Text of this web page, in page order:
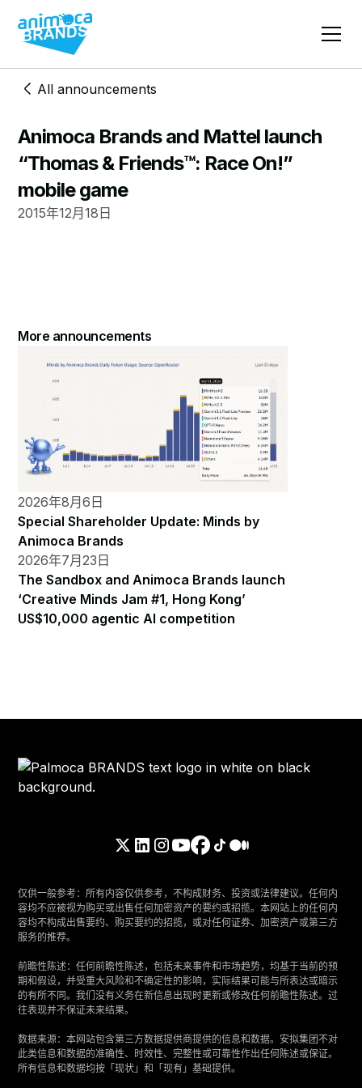
All announcements
Animoca Brands and Mattel launch
“Thomas & Friends™: Race On!”
mobile game
2015年12月18日
More announcements
2026年8月6日
Special Shareholder Update: Minds by
Animoca Brands
2026年7月23日
The Sandbox and Animoca Brands launch
‘Creative Minds Jam #1, Hong Kong’
US$10,000 agentic AI competition
仅供一般参考：所有内容仅供参考，不构成财务、投资或法律建议。任何内
容均不应被视为购买或出售任何加密资产的要约或招揽。本网站上的任何内
容均不构成出售要约、购买要约的招揽，或对任何证券、加密资产或第三方
服务的推荐。
‍前瞻性陈述：任何前瞻性陈述，包括未来事件和市场趋势，均基于当前的预
期和假设，并受重大风险和不确定性的影响，实际结果可能与所表达或暗示
的有所不同。我们没有义务在新信息出现时更新或修改任何前瞻性陈述。过
往表现并不保证未来结果。
‍数据来源：本网站包含第三方数据提供商提供的信息和数据。安拟集团不对
此类信息和数据的准确性、时效性、完整性或可靠性作出任何陈述或保证。
所有信息和数据均按「现状」和「现有」基础提供。